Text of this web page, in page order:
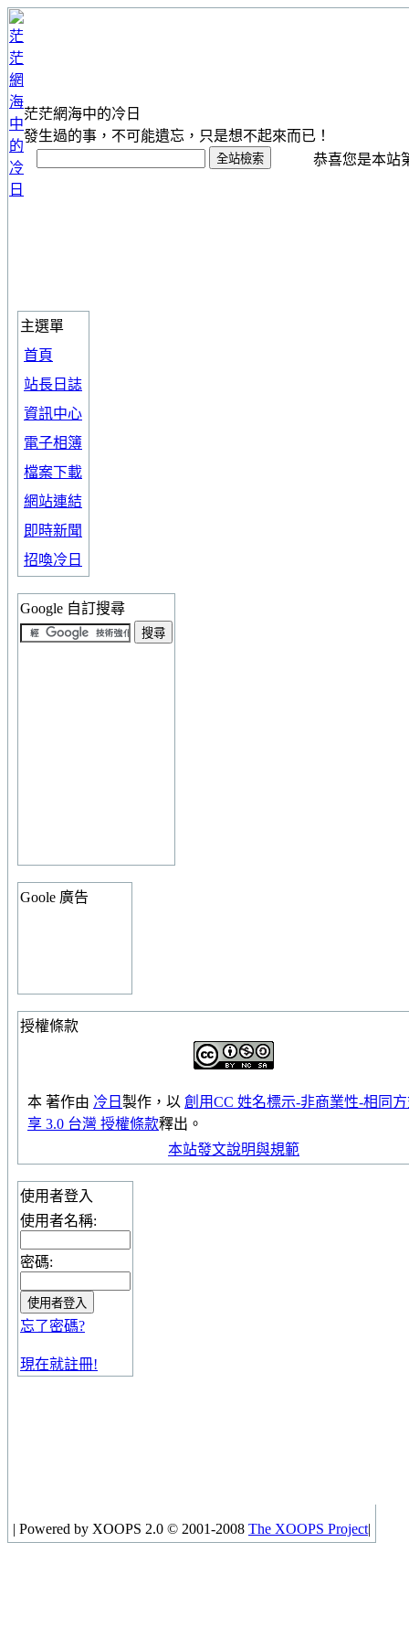
茫茫網海中的冷日
發生過的事，不可能遺忘，只是想不起來而已！
恭喜您是本站
主選單
首頁
站長日誌
資訊中心
電子相簿
檔案下載
網站連結
即時新聞
招喚冷日
Google 自訂搜尋
Goole 廣告
授權條款
本 著作由 冷日 製作，以 創用CC 姓名標示-非商業性-相同
享 3.0 台灣 授權條款釋出。
本站發文說明與規範
使用者登入
使用者名稱:
密碼:
忘了密碼?
現在就註冊!
| Powered by XOOPS 2.0 © 2001-2008 The XOOPS Project|